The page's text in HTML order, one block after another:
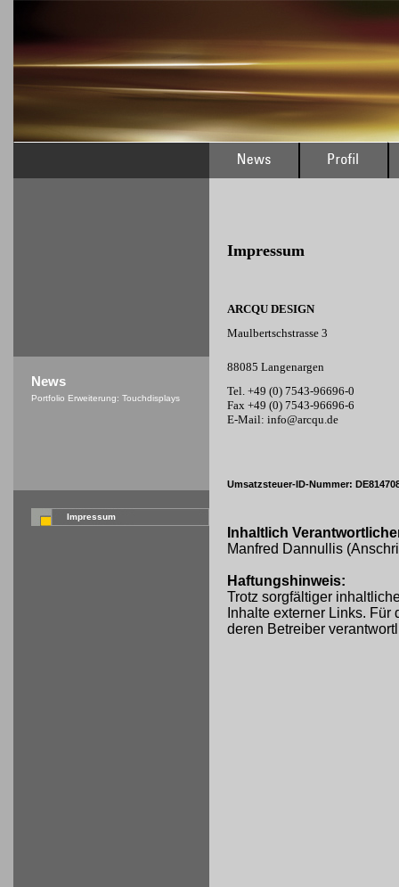
Impressum
ARCQU DESIGN
Maulbertschstrasse 3
88085 Langenargen
Tel. +49 (0) 7543-96696-0
Fax +49 (0) 7543-96696-6
E-Mail: info@arcqu.de
Umsatzsteuer-ID-Nummer:
Inhaltlich
Manfred Dannullis
Haftungshinweis:
Trotz sorgfältiger
Inhalte externer Links.
deren Betreiber
News
Portfolio Erweiterung: Touchdisplays
Impressum